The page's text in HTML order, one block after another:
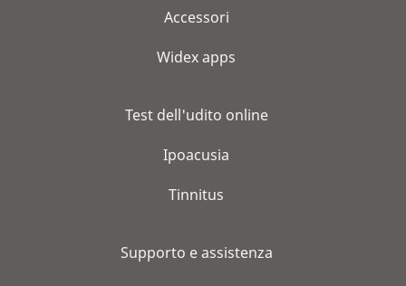
Accessori
Widex apps
Test dell'udito online
Ipoacusia
Tinnitus
Supporto e assistenza